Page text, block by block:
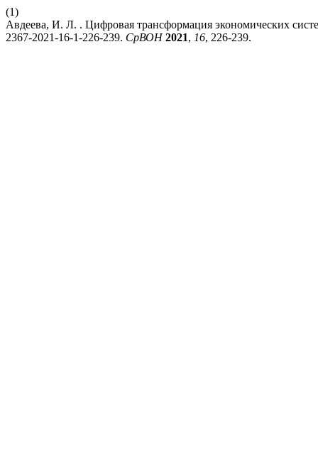
(1)
Авдеева, И. Л. . Цифровая трансформация экономических
2367-2021-16-1-226-239. СрВОН 2021, 16, 226-239.